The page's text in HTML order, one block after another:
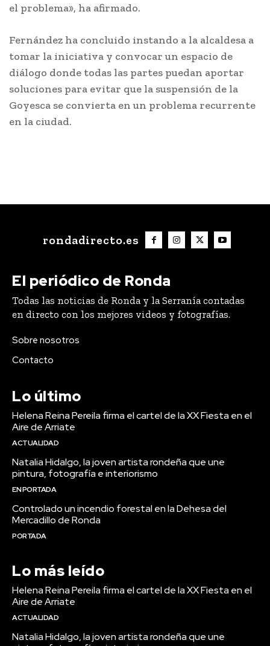
el problema», ha afirmado.
Fernández ha concluido instando a la alcaldesa a
tomar la iniciativa y convocar un espacio de
diálogo donde todas las partes puedan aportar
soluciones para evitar que la suspensión de la
Goyesca se convierta en un problema recurrente
en la ciudad.
rondadirecto.es
El periódico de Ronda
Todas las noticias de Ronda y la Serranía contadas
en directo con los mejores videos y fotografías.
Sobre nosotros
Contacto
Lo último
Helena Reina Pereila firma el cartel de la XX Fiesta en el
Aire de Arriate
ACTUALIDAD
Natalia Hidalgo, la joven artista rondeña que une
pintura, fotografía e interiorismo
EN PORTADA
Controlado un incendio forestal en la Dehesa del
Mercadillo de Ronda
PORTADA
Lo más leído
Helena Reina Pereila firma el cartel de la XX Fiesta en el
Aire de Arriate
ACTUALIDAD
Natalia Hidalgo, la joven artista rondeña que une